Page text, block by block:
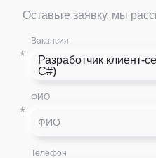
Оставьте заявку, мы
Вакансия
Разработчик клиент-
С#)
*
ФИО
*
Телефон